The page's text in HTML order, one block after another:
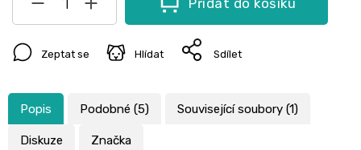
Zeptat se Hlídat Sdílet
Popis Podobné (5) Související soubory (1)
Diskuze Značka